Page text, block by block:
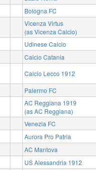
Bologna FC
Vicenza Virtus
(as Vicenza Calcio)
Udinese Calcio
Calcio Catania
Calcio Lecco 1912
Palermo FC
AC Reggiana 1919
(as AC Reggiana)
Venezia FC
Aurora Pro Patria
AC Mantova
US Alessandria 1912